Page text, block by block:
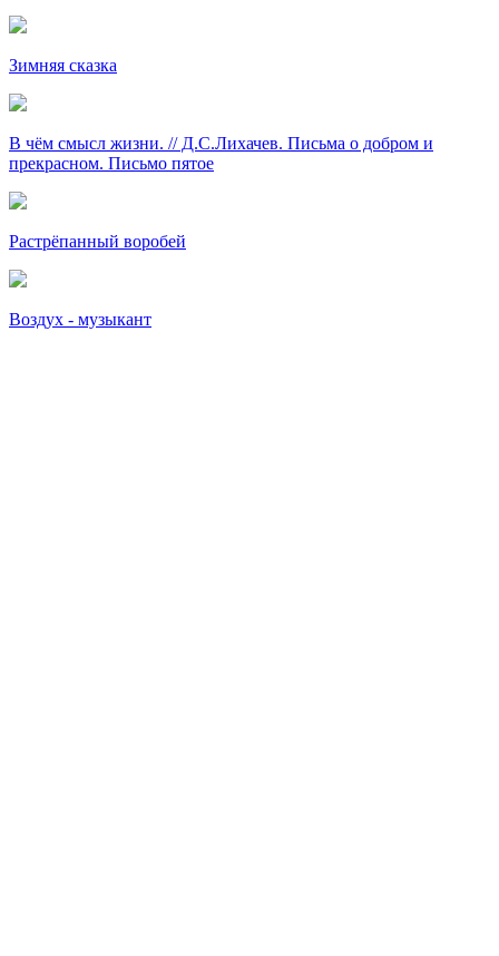
Зимняя сказка
В чём смысл жизни. // Д.С.Лихачев. Письма о добром и
прекрасном. Письмо пятое
Растрёпанный воробей
Воздух - музыкант